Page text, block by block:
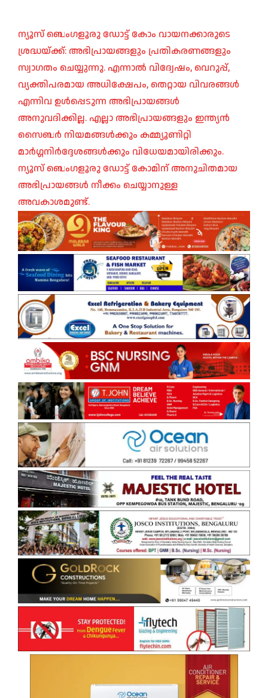
ന്യൂസ് ബെംഗളൂരു ഡോട്ട് കോം വായനക്കാരുടെ
ശ്രദ്ധയ്ക്ക്: അഭിപ്രായങ്ങളും പ്രതികരണങ്ങളും
സ്വാഗതം ചെയ്യുന്നു. എന്നാൽ വിദ്വേഷം, വെറുപ്പ്,
വ്യക്തിപരമായ അധിക്ഷേപം, തെറ്റായ വിവരങ്ങൾ
എന്നിവ ഉൾപ്പെടുന്ന അഭിപ്രായങ്ങൾ
അനുവദിക്കില്ല. എല്ലാ അഭിപ്രായങ്ങളും ഇന്ത്യൻ
സൈബർ നിയമങ്ങൾക്കും കമ്മ്യൂണിറ്റി
മാർഗ്ഗനിർദ്ദേശങ്ങൾക്കും വിധേയമായിരിക്കും.
ന്യൂസ് ബെംഗളൂരു ഡോട്ട് കോമിന് അനുചിതമായ
അഭിപ്രായങ്ങൾ നീക്കം ചെയ്യാനുള്ള
അവകാശമുണ്ട്.